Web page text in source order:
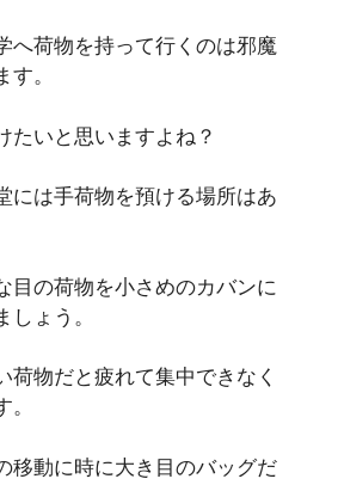
へ荷物を持って行くのは邪魔
。
たいと思いますよね？
には手荷物を預ける場所はあ
目の荷物を小さめのカバンに
ょう。
荷物だと疲れて集中できなく
移動に時に大き目のバッグだ